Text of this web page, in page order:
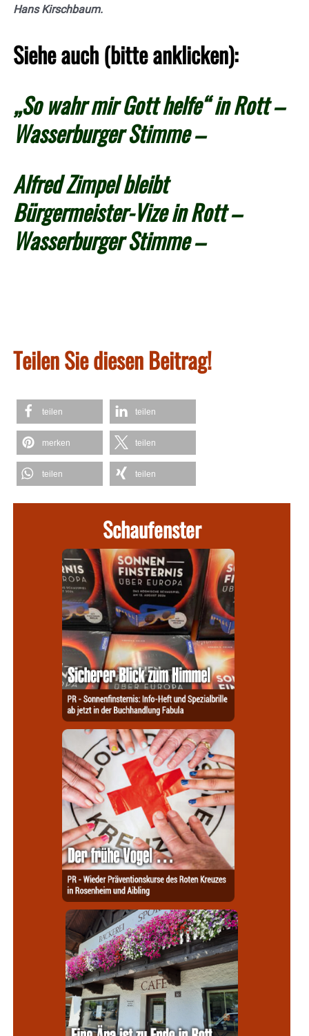
Hans Kirschbaum.
Siehe auch (bitte anklicken):
„So wahr mir Gott helfe“ in Rott –
Wasserburger Stimme –
Alfred Zimpel bleibt
Bürgermeister-Vize in Rott –
Wasserburger Stimme –
Teilen Sie diesen Beitrag!
teilen teilen
merken teilen
teilen teilen
Schaufenster